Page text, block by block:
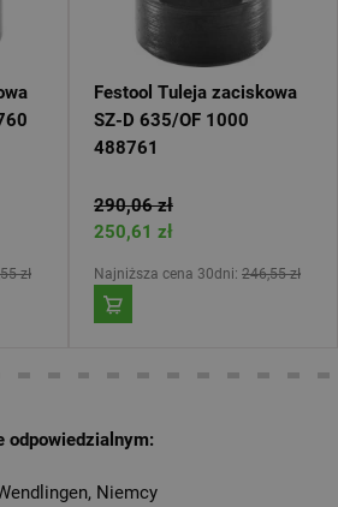
zł
Festool Tuleja zaciskowa
SZ-D 635/OF 1000
488761
290,06 zł
250,61 zł
Najniższa cena 30dni: 246,55 zł
odpowiedzialnym:
Niemcy